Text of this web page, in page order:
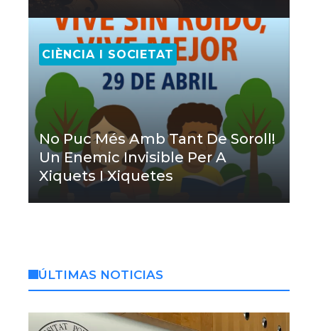
CIÈNCIA I SOCIETAT
No Puc Més Amb Tant De Soroll!
Un Enemic Invisible Per A
Xiquets I Xiquetes
ÚLTIMAS NOTICIAS